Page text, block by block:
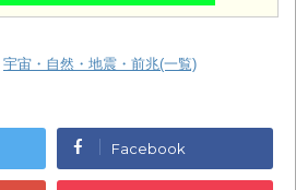
宇宙・自然・地震・前兆(一覧)
Facebook